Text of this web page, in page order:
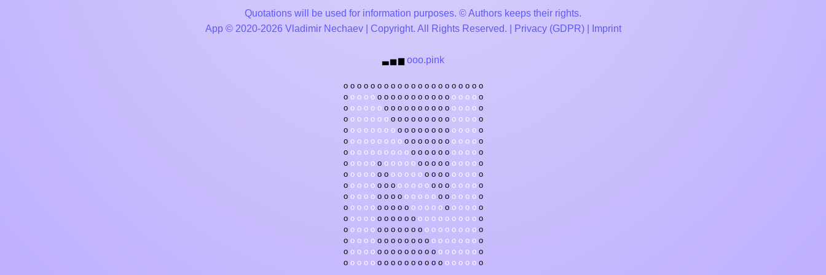
Quotations will be used for information purposes. © Authors keeps their rights.
App © 2020-2026 Vladimir Nechaev | Copyright. All Rights Reserved. |
Privacy (GDPR)| Imprint
▃ ▅ ▆ ooo.pink
o o o o o o o o o o o o o o o o o o o o o
o o o o o o o o o o o o o o o o o o o o o
o o o o o o o o o o o o o o o o o o o o o
o o o o o o o o o o o o o o o o o o o o o
o o o o o o o o o o o o o o o o o o o o o
o o o o o o o o o o o o o o o o o o o o o
o o o o o o o o o o o o o o o o o o o o o
o o o o o o o o o o o o o o o o o o o o o
o o o o o o o o o o o o o o o o o o o o o
o o o o o o o o o o o o o o o o o o o o o
o o o o o o o o o o o o o o o o o o o o o
o o o o o o o o o o o o o o o o o o o o o
o o o o o o o o o o o o o o o o o o o o o
o o o o o o o o o o o o o o o o o o o o o
o o o o o o o o o o o o o o o o o o o o o
o o o o o o o o o o o o o o o o o o o o o
o o o o o o o o o o o o o o o o o o o o o